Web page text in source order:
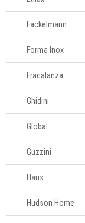
Fackelmann
Forma Inox
Fracalanza
Ghidini
Global
Guzzini
Haus
Hudson Home